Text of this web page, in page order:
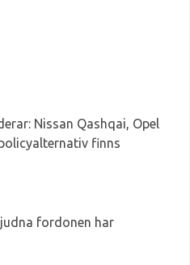
Nissan Qashqai, Opel
finns
fordonen har